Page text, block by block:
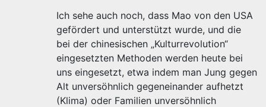
Ich sehe auch noch, dass Mao von den USA
gefördert und unterstützt wurde, und die
bei der chinesischen „Kulturrevolution“
eingesetzten Methoden werden heute bei
uns eingesetzt, etwa indem man Jung gegen
Alt unversöhnlich gegeneinander aufhetzt
(Klima) oder Familien unversöhnlich